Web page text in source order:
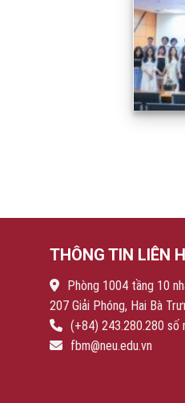
THÔNG TIN LIÊN
Phòng 1004 tầng 10
207 Giải Phóng, Hai Bà
(+84) 243.280.280 số
fbm@neu.edu.vn